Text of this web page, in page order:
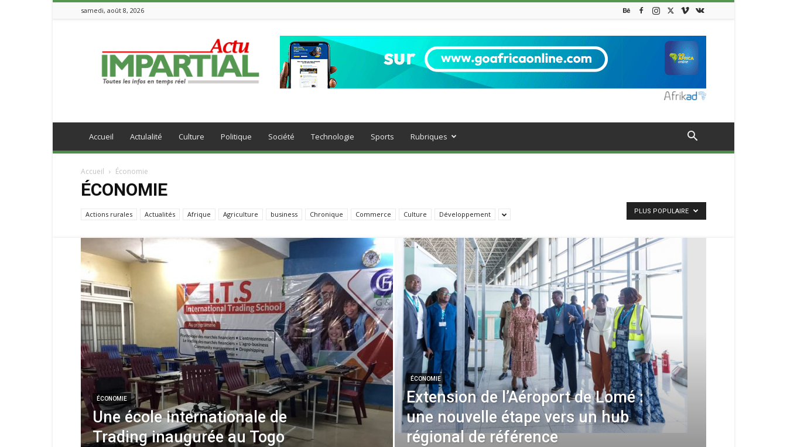
samedi, août 8, 2026
IMPARTIALACTU
Accueil Actulalité Culture Politique Société Technologie Sports Rubriques
Accueil Économie
ÉCONOMIE
Actions rurales Actualités Afrique Agriculture business Chronique Commerce Culture Développement PLUS POPULAIRE
ÉCONOMIE
Une école internationale de
Trading inaugurée au Togo
ÉCONOMIE
Extension de l’Aéroport de Lomé :
une nouvelle étape vers un hub
régional de référence